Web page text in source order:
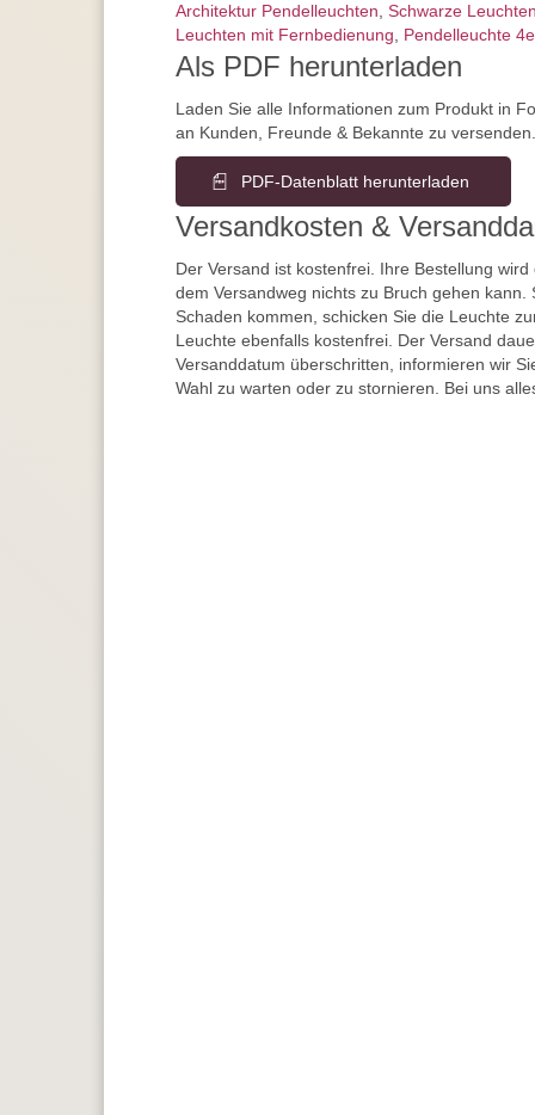
Architektur Pendelleuchten, Schwarze Leuchten
Leuchten mit Fernbedienung, Pendelleuchte
Als PDF herunterladen
Laden Sie alle Informationen zum Produkt in
an Kunden, Freunde & Bekannte zu versenden.
PDF-Datenblatt herunterladen
Versandkosten &
Der Versand ist kostenfrei. Ihre Bestellung
dem Versandweg nichts zu Bruch gehen kann.
Schaden kommen, schicken Sie die Leuchte
Leuchte ebenfalls kostenfrei. Der Versand
Versanddatum überschritten, informieren wir
Wahl zu warten oder zu stornieren. Bei uns